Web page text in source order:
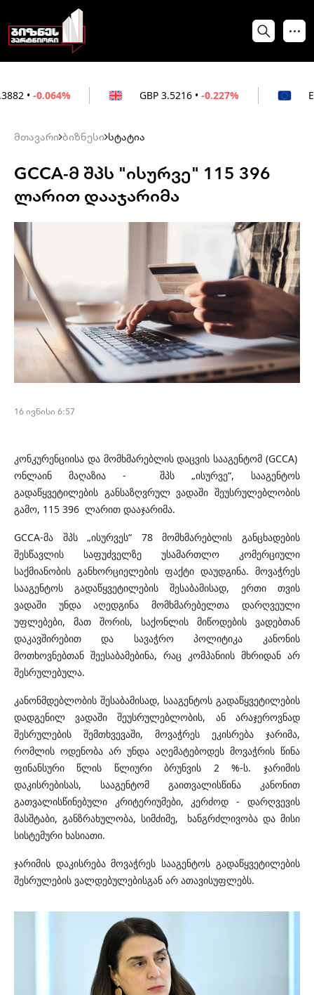
3.5216 • -0.227% 3.0212 •
მთავარი ბიზნესი სტატია
GCCA-მ შპს "ისურვე" 115 396
ლარით დააჯარიმა
16 ივნისი 6:57
კონკურენციისა და მომხმარებლის დაცვის სააგენტომ (GCCA)
ონლაინ მაღაზია - შპს „ისურვე“, სააგენტოს
გადაწყვეტილების განსაზღვრულ ვადაში შეუსრულებლობის
გამო, 115 396 ლარით დააჯარიმა.
GCCA-მა შპს „ისურვეს“ 78 მომხმარებლის განცხადების
შესწავლის საფუძველზე უსამართლო კომერციული
საქმიანობის განხორციელების ფაქტი დაუდგინა. მოვაჭრეს
სააგენტოს გადაწყვეტილების შესაბამისად, ერთი თვის
ვადაში უნდა აღედგინა მომხმარებელთა დარღვეული
უფლებები, მათ შორის, საქონლის მიწოდების ვადებთან
დაკავშირებით და სავაჭრო პოლიტიკა კანონის
მოთხოვნებთან შეესაბამებინა, რაც კომპანიის მხრიდან არ
შესრულებულა.
კანონმდებლობის შესაბამისად, სააგენტოს გადაწყვეტილების
დადგენილ ვადაში შეუსრულებლობის, ან არაჯეროვნად
შესრულების შემთხვევაში, მოვაჭრეს ეკისრება ჯარიმა,
რომლის ოდენობა არ უნდა აღემატებოდეს მოვაჭრის წინა
ფინანსური წლის წლიური ბრუნვის 2 %-ს. ჯარიმის
დაკისრებისას, სააგენტომ გაითვალისწინა კანონით
გათვალისწინებული კრიტერიუმები, კერძოდ - დარღვევის
მასშტაბი, განზრახულობა, სიმძიმე,
ხანგრძლივობა და მისი
სისტემური ხასიათი.
ჯარიმის დაკისრება მოვაჭრეს სააგენტოს გადაწყვეტილების
შესრულების ვალდებულებისგან არ ათავისუფლებს.